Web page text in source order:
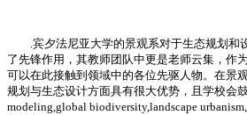
.宾夕法尼亚大学的景观系对于生态规划和
了先锋作用，其教师团队中更是老师云集，作
可以在此接触到领域中的各位先驱人物。在景
规划与生态设计方面具有很大优势，且学校会
modeling,global biodiversity,landscape